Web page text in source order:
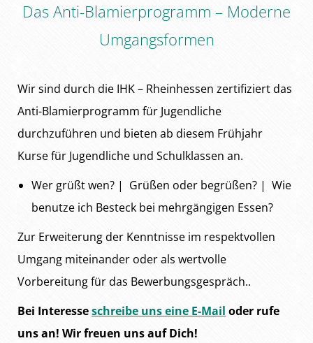
Das Anti-Blamierprogramm – Moderne
Umgangsformen
Wir sind durch die IHK – Rheinhessen zertifiziert das
Anti-Blamierprogramm für Jugendliche
durchzuführen und bieten ab diesem Frühjahr
Kurse für Jugendliche und Schulklassen an.
Wer grüßt wen? | Grüßen oder begrüßen? | Wie
benutze ich Besteck bei mehrgängigen Essen?
Zur Erweiterung der Kenntnisse im respektvollen
Umgang miteinander oder als wertvolle
Vorbereitung für das Bewerbungsgespräch..
Bei Interesseschreibe uns eine E-Mail oder rufe
uns an! Wir freuen uns auf Dich!